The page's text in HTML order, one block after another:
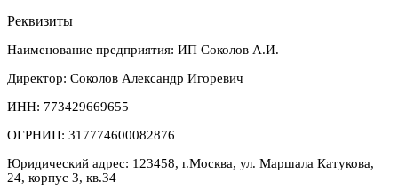
Реквизиты
Наименование предприятия: ИП Соколов А.И.
Директор: Соколов Александр Игоревич
ИНН: 773429669655
ОГРНИП: 317774600082876
Юридический адрес: 123458, г.Москва, ул. Маршала Катукова,
24, корпус 3, кв.34